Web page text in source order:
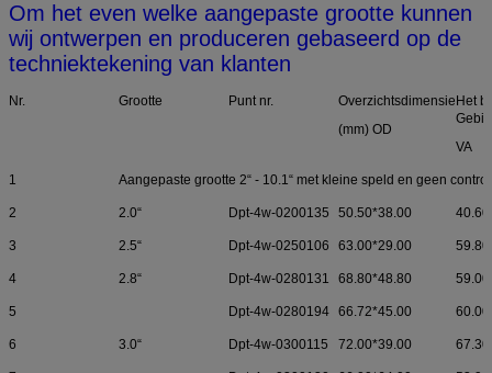
Om het even welke aangepaste grootte kunnen
wij ontwerpen en produceren gebaseerd op de
techniektekening van klanten
Nr. Grootte Punt nr.
Overzichtsdimensie
(mm) OD
Het
VA
1 Aangepaste grootte 2“ - 10.1“ met kleine speld en geen
2 2.0“ Dpt-4w-0200135 50.50*38.00
3 2.5“ Dpt-4w-0250106 63.00*29.00
4 2.8“ Dpt-4w-0280131 68.80*48.80
5 Dpt-4w-0280194 66.72*45.00
6 3.0“ Dpt-4w-0300115 72.00*39.00